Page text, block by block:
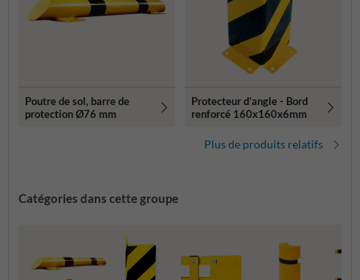
Poutre de sol, barre de
protection Ø76 mm
Protecteur d'angle - Bord
renforcé 160x160x6mm
Plus de produits relatifs
Catégories dans cette groupe